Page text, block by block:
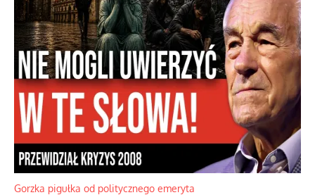
Gorzka pigułka od politycznego emeryta